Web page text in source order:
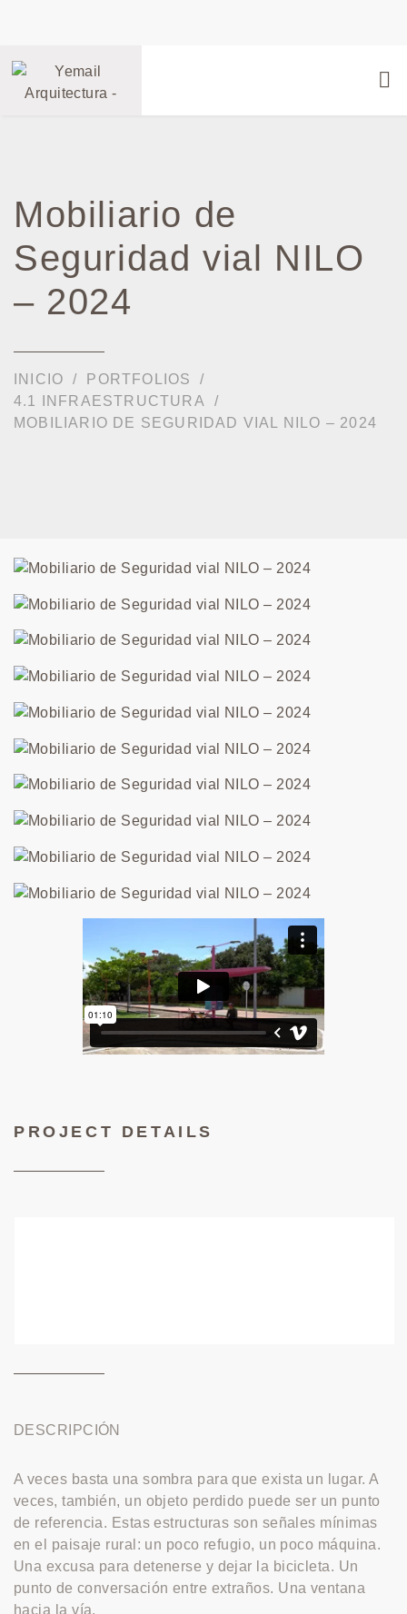
Mobiliario de
Seguridad vial NILO
– 2024
INICIO
PORTFOLIOS
4.1 INFRAESTRUCTURA
MOBILIARIO DE SEGURIDAD VIAL NILO – 2024
PROJECT DETAILS
DESCRIPCIÓN
A veces basta una sombra para que exista un lugar. A
veces, también, un objeto perdido puede ser un punto
de referencia. Estas estructuras son señales mínimas
en el paisaje rural: un poco refugio, un poco máquina.
Una excusa para detenerse y dejar la bicicleta. Un
punto de conversación entre extraños. Una ventana
hacia la vía.